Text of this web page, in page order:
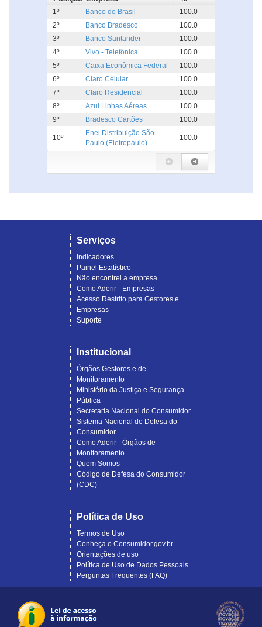
1º Banco do Brasil
100.0
2º
Banco Bradesco
100.0
3º
Banco Santander
100.0
4º
Vivo - Telefônica
100.0
5º
Caixa Econômica Federal
100.0
6º
Claro Celular
100.0
7º
Claro Residencial
100.0
8º
Azul Linhas Aéreas
100.0
9º
Bradesco Cartões 100.0
10º
Enel Distribuição São
Paulo (Eletropaulo)
100.0
Serviços
Indicadores
Painel Estatístico
Não encontrei a empresa
Como Aderir - Empresas
Acesso Restrito para Gestores e
Empresas
Suporte
Institucional
Órgãos Gestores e de
Monitoramento
Ministério da Justiça e Segurança
Pública
Secretaria Nacional do Consumidor
Sistema Nacional de Defesa do
Consumidor
Como Aderir - Órgãos de
Monitoramento
Quem Somos
Código de Defesa do Consumidor
(CDC)
Política de Uso
Termos de Uso
Conheça o Consumidor.gov.br
Orientações de uso
Política de Uso de Dados Pessoais
Perguntas Frequentes (FAQ)